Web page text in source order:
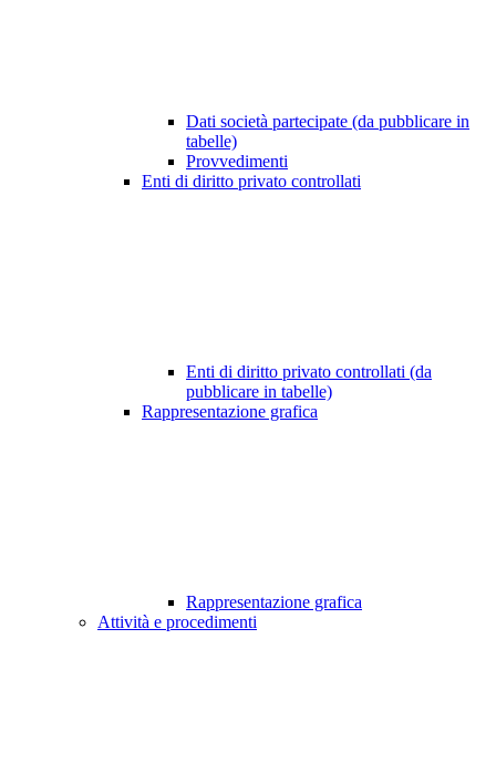
Dati società partecipate (da pubblicare in
tabelle)
Provvedimenti
Enti di diritto privato controllati
Enti di diritto privato controllati (da
pubblicare in tabelle)
Rappresentazione grafica
Rappresentazione grafica
Attività e procedimenti